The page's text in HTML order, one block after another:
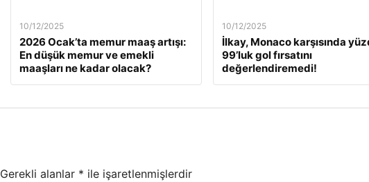
10/12/2025
2026 Ocak’ta memur maaş artışı:
En düşük memur ve emekli
maaşları ne kadar olacak?
10/12/2025
İlkay, Monaco karşısında
99’luk gol fırsatını
değerlendiremedi!
Gerekli alanlar * ile işaretlenmişlerdir